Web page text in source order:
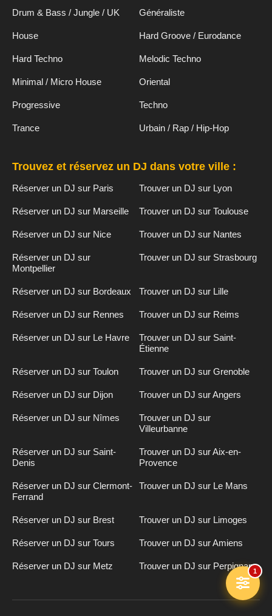
1
Drum & Bass / Jungle / UK Généraliste
House Hard Groove / Eurodance
Hard Techno Melodic Techno
Minimal / Micro House Oriental
Progressive Techno
Trance Urbain / Rap / Hip-Hop
Trouvez et réservez un DJ dans votre ville :
Réserver un DJ sur Paris Trouver un DJ sur Lyon
Réserver un DJ sur Marseille Trouver un DJ sur Toulouse
Réserver un DJ sur Nice Trouver un DJ sur Nantes
Réserver un DJ sur
Montpellier
Trouver un DJ sur Strasbourg
Réserver un DJ sur Bordeaux Trouver un DJ sur Lille
Réserver un DJ sur Rennes Trouver un DJ sur Reims
Réserver un DJ sur Le Havre
Trouver un DJ sur Saint-
Étienne
Réserver un DJ sur Toulon Trouver un DJ sur Grenoble
Réserver un DJ sur Dijon Trouver un DJ sur Angers
Réserver un DJ sur Nîmes
Trouver un DJ sur
Villeurbanne
Réserver un DJ sur Saint-
Denis
Trouver un DJ sur Aix-en-
Provence
Réserver un DJ sur Clermont-
Ferrand
Trouver un DJ sur Le Mans
Réserver un DJ sur Brest Trouver un DJ sur Limoges
Réserver un DJ sur Tours Trouver un DJ sur Amiens
Réserver un DJ sur Metz Trouver un DJ sur Perpignan